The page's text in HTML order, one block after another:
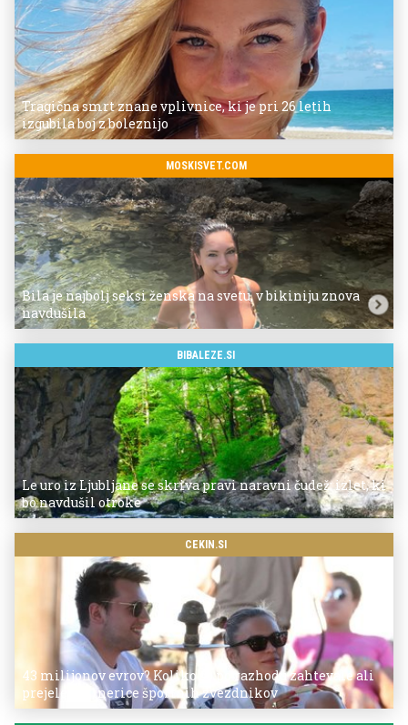
Tragična smrt znane vplivnice, ki je pri 26 letih
izgubila boj z boleznijo
MOSKISVET.COM
Bila je najbolj seksi ženska na svetu, v bikiniju znova
navdušila
BIBALEZE.SI
Le uro iz Ljubljane se skriva pravi naravni čudež: izlet, ki
bo navdušil otroke
CEKIN.SI
43 milijonov evrov? Koliko so po razhodu zahtevale ali
prejele partnerice športnih zvezdnikov